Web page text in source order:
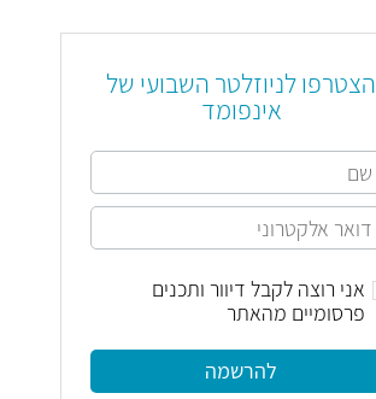
הצטרפו לניוזלטר השבועי של
אינפומד
אני רוצה לקבל דיוור ותכנים
פרסומיים מהאתר
להרשמה